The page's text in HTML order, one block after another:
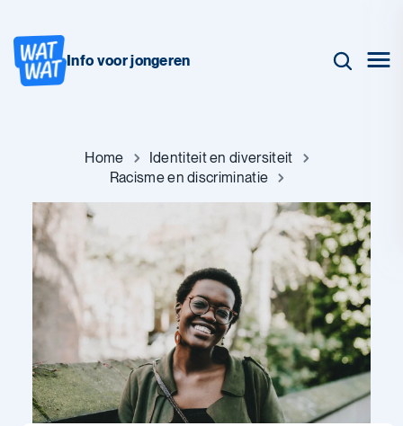
Info voor jongeren
Home
Identiteit en diversiteit
Racisme en discriminatie